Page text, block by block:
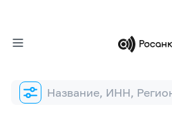
Форма
поиска